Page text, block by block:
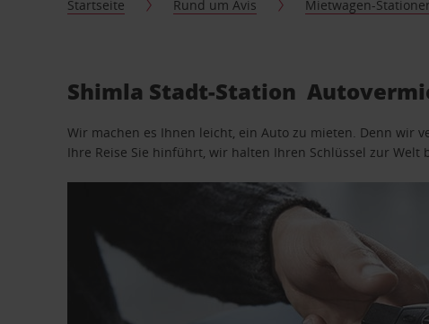
Startseite Rund um Avis Mietwagen-
Shimla Stadt-Station
Wir machen es Ihnen leicht, ein Auto zu mieten. Denn wir
Ihre Reise Sie hinführt, wir halten Ihren Schlüssel zur Welt